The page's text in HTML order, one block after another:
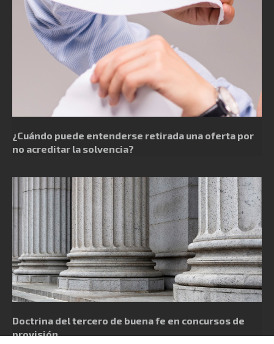
¿Cuándo puede entenderse retirada una oferta por
no acreditar la solvencia?
Doctrina del tercero de buena fe en concursos de
provisión